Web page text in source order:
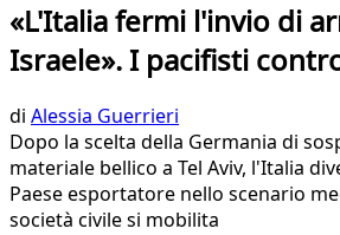
«L'Italia fermi l'invio di
Israele». I pacifisti
di Alessia Guerrieri
Dopo la scelta della Germania di
materiale bellico a Tel Aviv, l'Italia
Paese esportatore nello scenario
società civile si mobilita